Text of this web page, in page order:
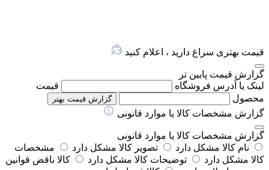
قیمت بهتری سراغ دارید ، اعلام کنید
گزارش قیمت پایین تر
لینک یا آدرس فروشگاه
قیمت
محصول
گزارش قیمت بهتر
گزارش مشخصات کالا یا موارد قانونی
گزارش مشخصات کالا یا موارد قانونی
نام کالا مشکل دارد
تصویر کالا مشکل دارد
مشخصات
کالا مشکل دارد
توضیحات کالا مشکل دارد
کالا ناقض قوانین